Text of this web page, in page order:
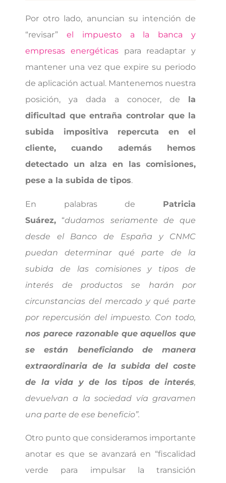
Por otro lado, anuncian su intención de
“revisar” el impuesto a la banca y
empresas energéticaspara readaptar y
mantener una vez que expire su periodo
de aplicación actual. Mantenemos nuestra
posición, ya dada a conocer, de
la
dificultad que entraña controlar que la
subida impositiva repercuta en el
cliente, cuando además hemos
detectado un alza en las comisiones,
pese a la subida de tipos.
En palabras de Patricia
Suárez, “dudamos seriamente de que
desde el Banco de España y CNMC
puedan determinar qué parte de la
subida de las comisiones y tipos de
interés de productos se harán por
circunstancias del mercado y qué parte
por repercusión del impuesto. Con todo,
nos parece razonable que aquellos que
se están beneficiando de manera
extraordinaria de la subida del coste
de la vida y de los tipos de interés,
devuelvan a la sociedad vía gravamen
una parte de ese beneficio”.
Otro punto que consideramos importante
anotar es que se avanzará en “fiscalidad
verde para impulsar la transición